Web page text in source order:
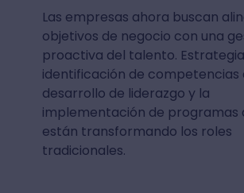
Las empresas ahora buscan
objetivos de negocio con una
proactiva del talento.
identificación de competencias
desarrollo de liderazgo y la
implementación de programas
están transformando los roles
tradicionales.